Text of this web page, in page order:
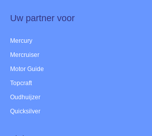
Uw partner voor
Mercury
Mercruiser
Motor Guide
Topcraft
Oudhuijzer
Quicksilver